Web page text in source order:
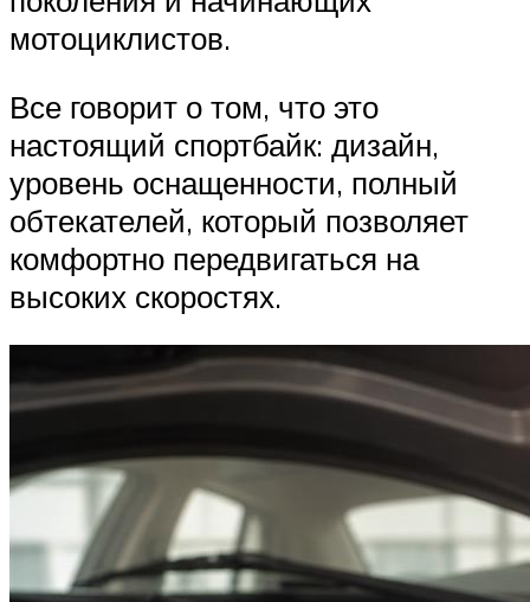
мотоциклистов.
Все говорит о том, что это
настоящий спортбайк: дизайн,
уровень оснащенности, полный
обтекателей, который позволяет
комфортно передвигаться на
высоких скоростях.